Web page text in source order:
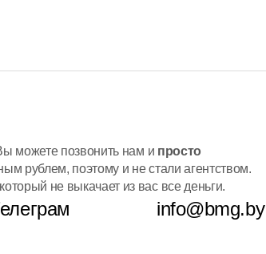
можете позвонить нам и просто
рублем, поэтому и не стали агентством.
не выкачает из вас все деньги.
info@bmg.by